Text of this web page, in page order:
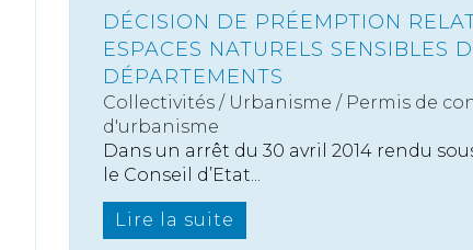
DÉCISION DE PRÉEMPTION
ESPACES NATURELS SENSIBLES
DÉPARTEMENTS
Collectivités / Urbanisme / Permis de
d'urbanisme
Dans un arrêt du 30 avril 2014 rendu
le Conseil d’Etat...
Lire la suite